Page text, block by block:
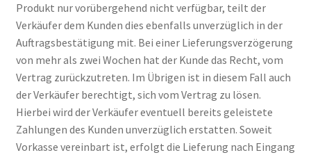
Produkt nur vorübergehend nicht verfügbar, teilt der
Verkäufer dem Kunden dies ebenfalls unverzüglich in der
Auftragsbestätigung mit. Bei einer Lieferungsverzögerung
von mehr als zwei Wochen hat der Kunde das Recht, vom
Vertrag zurückzutreten. Im Übrigen ist in diesem Fall auch
der Verkäufer berechtigt, sich vom Vertrag zu lösen.
Hierbei wird der Verkäufer eventuell bereits geleistete
Zahlungen des Kunden unverzüglich erstatten. Soweit
Vorkasse vereinbart ist, erfolgt die Lieferung nach Eingang